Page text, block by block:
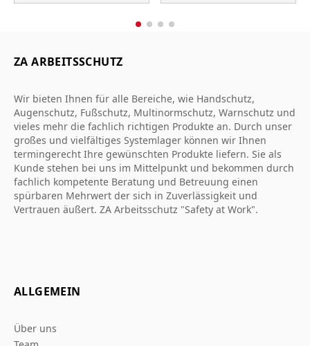
ZA ARBEITSSCHUTZ
Wir bieten Ihnen für alle Bereiche, wie Handschutz,
Augenschutz, Fußschutz, Multinormschutz, Warnschutz und
vieles mehr die fachlich richtigen Produkte an. Durch unser
großes und vielfältiges Systemlager können wir Ihnen
termingerecht Ihre gewünschten Produkte liefern. Sie als
Kunde stehen bei uns im Mittelpunkt und bekommen durch
fachlich kompetente Beratung und Betreuung einen
spürbaren Mehrwert der sich in Zuverlässigkeit und
Vertrauen äußert. ZA Arbeitsschutz "Safety at Work".
ALLGEMEIN
Über uns